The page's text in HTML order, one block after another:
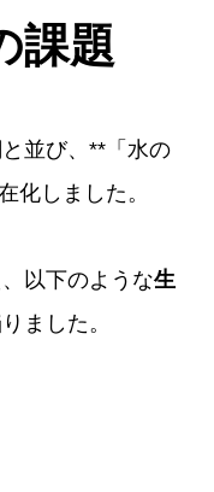
課題
並び、**「水の
化しました。
以下のような生
ました。